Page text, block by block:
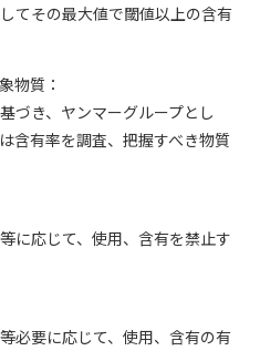
てその最大値で閾値以上の含有
物質：
づき、ヤンマーグループとし
含有率を調査、把握すべき物質
に応じて、使用、含有を禁止す
必要に応じて、使用、含有の有